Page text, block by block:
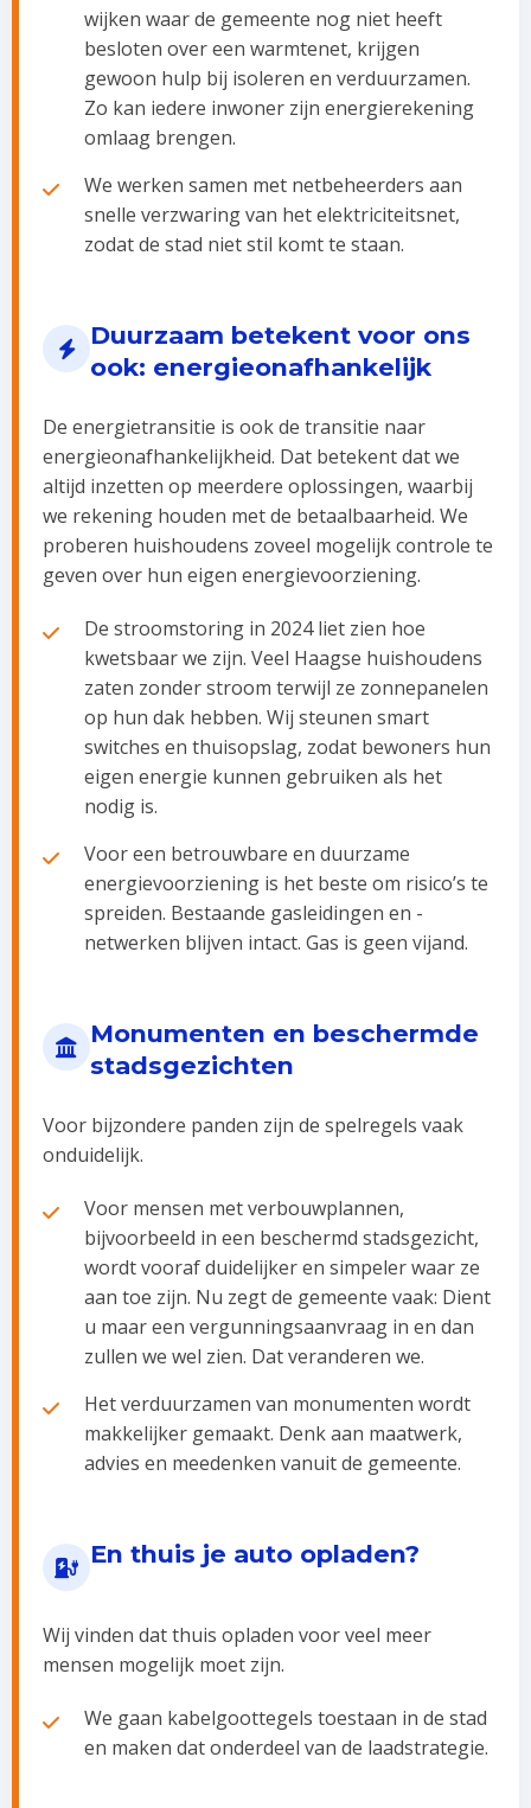
wijken waar de gemeente nog niet heeft
besloten over een warmtenet, krijgen
gewoon hulp bij isoleren en verduurzamen.
Zo kan iedere inwoner zijn energierekening
omlaag brengen.
We werken samen met netbeheerders aan
snelle verzwaring van het elektriciteitsnet,
zodat de stad niet stil komt te staan.
Duurzaam betekent voor ons
ook: energieonafhankelijk
De energietransitie is ook de transitie naar
energieonafhankelijkheid. Dat betekent dat we
altijd inzetten op meerdere oplossingen, waarbij
we rekening houden met de betaalbaarheid. We
proberen huishoudens zoveel mogelijk controle te
geven over hun eigen energievoorziening.
De stroomstoring in 2024 liet zien hoe
kwetsbaar we zijn. Veel Haagse huishoudens
zaten zonder stroom terwijl ze zonnepanelen
op hun dak hebben. Wij steunen smart
switches en thuisopslag, zodat bewoners hun
eigen energie kunnen gebruiken als het
nodig is.
Voor een betrouwbare en duurzame
energievoorziening is het beste om risico’s te
spreiden. Bestaande gasleidingen en -
netwerken blijven intact. Gas is geen vijand.
Monumenten en beschermde
stadsgezichten
Voor bijzondere panden zijn de spelregels vaak
onduidelijk.
Voor mensen met verbouwplannen,
bijvoorbeeld in een beschermd stadsgezicht,
wordt vooraf duidelijker en simpeler waar ze
aan toe zijn. Nu zegt de gemeente vaak: Dient
u maar een vergunningsaanvraag in en dan
zullen we wel zien. Dat veranderen we.
Het verduurzamen van monumenten wordt
makkelijker gemaakt. Denk aan maatwerk,
advies en meedenken vanuit de gemeente.
En thuis je auto opladen?
Wij vinden dat thuis opladen voor veel meer
mensen mogelijk moet zijn.
We gaan kabelgoottegels toestaan in de stad
en maken dat onderdeel van de laadstrategie.